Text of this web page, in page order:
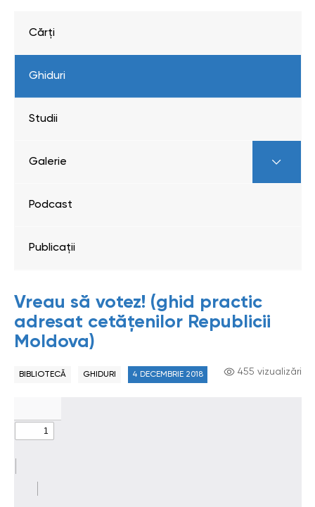
Vreau să votez! (ghid practic
adresat cetățenilor Republicii
Moldova)
BIBLIOTECĂ GHIDURI 4 DECEMBRIE 2018 455 vizualizări
Cărți
Ghiduri
Studii
Galerie
Podcast
Publicații